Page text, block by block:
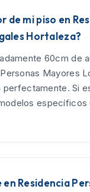
de mi piso en
Hortaleza?
60cm de
Mayores
perfectamente. Si
específicos
Residencia